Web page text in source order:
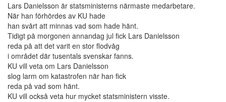
Lars Danielsson är statsministerns närmaste medarbetare.
När han förhördes av KU hade
han svårt att minnas vad som hade hänt.
Tidigt på morgonen annandag jul fick Lars Danielsson
reda på att det varit en stor flodvåg
i området där tusentals svenskar fanns.
KU vill veta om Lars Danielsson
slog larm om katastrofen när han fick
reda på vad som hänt.
KU vill också veta hur mycket statsministern visste.